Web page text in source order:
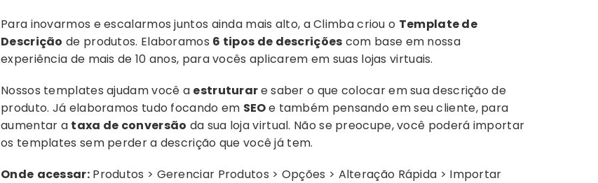
Para inovarmos e escalarmos juntos ainda mais alto, a Climba criou o Template de
Descrição de produtos. Elaboramos 6 tipos de descrições com base em nossa
experiência de mais de 10 anos, para vocês aplicarem em suas lojas virtuais.
Nossos templates ajudam você a estruturare saber o que colocar em sua descrição de
produto. Já elaboramos tudo focando em SEOe também pensando em seu cliente, para
aumentar a taxa de conversão da sua loja virtual. Não se preocupe, você poderá importar
os templates sem perder a descrição que você já tem.
Onde acessar:Produtos > Gerenciar Produtos > Opções > Alteração Rápida > Importar